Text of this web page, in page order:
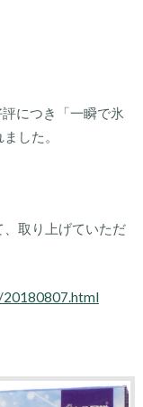
につき「一瞬で氷
した。
取り上げていただ
20180807.html